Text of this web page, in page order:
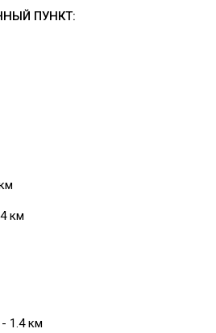
ПУНКТ:
км
- 1.4 км